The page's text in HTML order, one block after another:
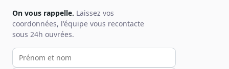
On vous rappelle. Laissez vos
coordonnées, l'équipe vous recontacte
sous 24h ouvrées.
Votre prénom et nom
Votre email
Votre téléphone